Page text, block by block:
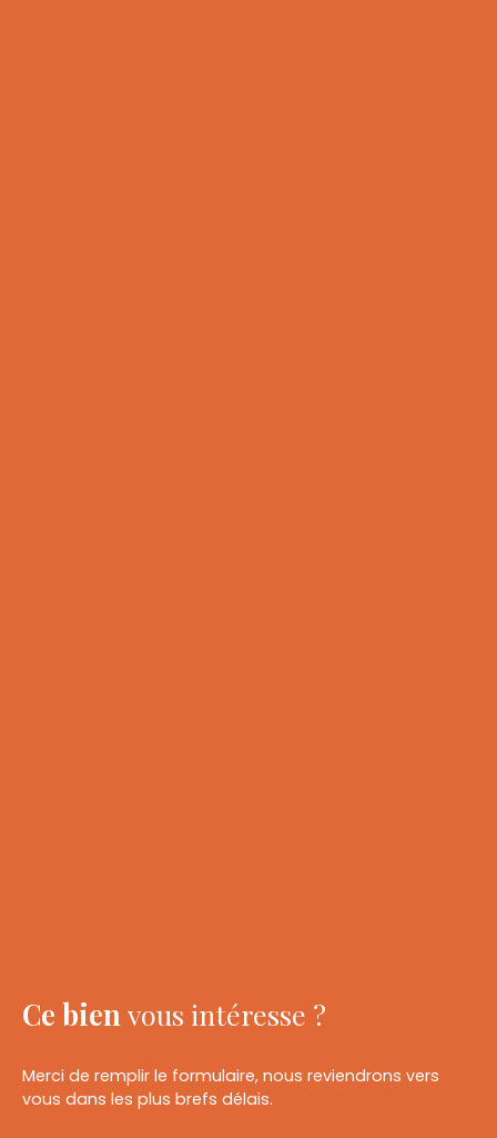
Ce bien vous intéresse ?
Merci de remplir le formulaire, nous reviendrons vers
vous dans les plus brefs délais.